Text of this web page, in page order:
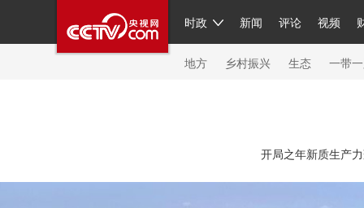
时政 新闻 评论 视频
人民领袖习近平 联播+ 中国
直播 片库 栏目大全 节目单
繁体 海外频道 iPanda
地方 乡村振兴 生态 一带
新闻 国内 国际 评论 经济 军事 科技
开局之年新质生产